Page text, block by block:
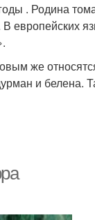
. Родина
европейских
же
и белена.